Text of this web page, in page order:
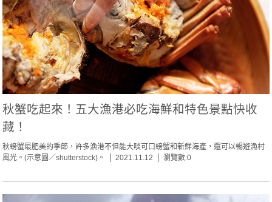
秋蟹吃起來！五大漁港必吃海鮮和特色景點快收
藏！
秋螃蟹最肥美的季節，許多漁港不但能大啖可口螃蟹和新鮮海產，還可以暢遊漁村
風光。(示意圖／shutterstock)。
2021.11.12 瀏覽數:0